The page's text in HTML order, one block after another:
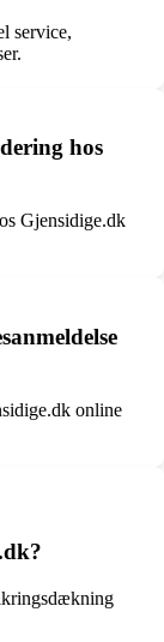
service,
hos
Gjensidige.dk
online